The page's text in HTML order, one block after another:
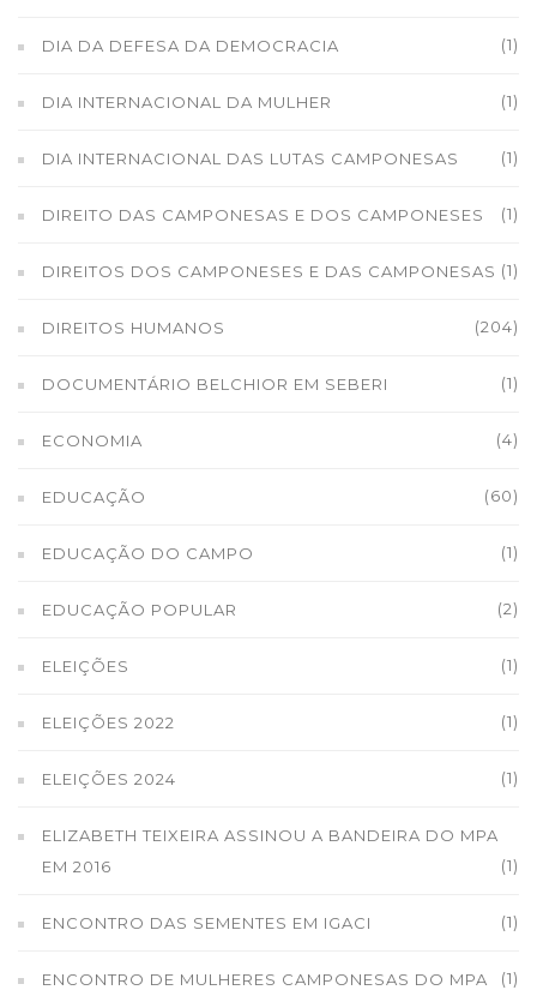
DIA DA DEFESA DA DEMOCRACIA (1)
DIA INTERNACIONAL DA MULHER (1)
DIA INTERNACIONAL DAS LUTAS CAMPONESAS (1)
DIREITO DAS CAMPONESAS E DOS CAMPONESES (1)
DIREITOS DOS CAMPONESES E DAS CAMPONESAS (1)
DIREITOS HUMANOS (204)
DOCUMENTÁRIO BELCHIOR EM SEBERI (1)
ECONOMIA (4)
EDUCAÇÃO (60)
EDUCAÇÃO DO CAMPO (1)
EDUCAÇÃO POPULAR (2)
ELEIÇÕES (1)
ELEIÇÕES 2022 (1)
ELEIÇÕES 2024 (1)
ELIZABETH TEIXEIRA ASSINOU A BANDEIRA DO MPA
EM 2016
(1)
ENCONTRO DAS SEMENTES EM IGACI (1)
ENCONTRO DE MULHERES CAMPONESAS DO MPA (1)